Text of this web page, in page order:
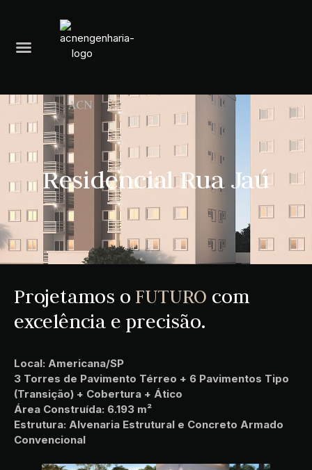
ACN EN GE
Residencial Rua Jaú
Projetamos o FUTURO com
excelência e precisão.
Local: Americana/SP
3 Torres de Pavimento Térreo + 6 Pavimentos Tipo
(Transição) + Cobertura + Ático
Área Construída: 6.193 m²
Estrutura: Alvenaria Estrutural e Concreto Armado
Convencional